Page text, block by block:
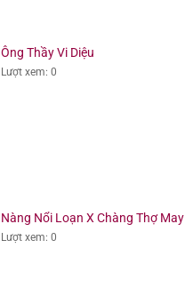
Ông Thầy Vi Diệu
Lượt xem: 0
Nàng Nổi Loạn X Chàng Thợ May
Lượt xem: 0